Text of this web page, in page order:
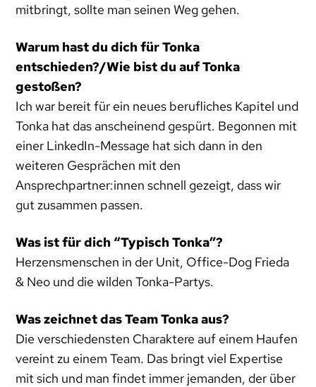
mitbringt, sollte man seinen Weg gehen.
Warum hast du dich für Tonka
entschieden?/Wie bist du auf Tonka
gestoßen?
Ich war bereit für ein neues berufliches Kapitel und
Tonka hat das anscheinend gespürt. Begonnen mit
einer LinkedIn-Message hat sich dann in den
weiteren Gesprächen mit den
Ansprechpartner:innen schnell gezeigt, dass wir
gut zusammen passen.
Was ist für dich “Typisch Tonka”?
Herzensmenschen in der Unit, Office-Dog Frieda
& Neo und die wilden Tonka-Partys.
Was zeichnet das Team Tonka aus?
Die verschiedensten Charaktere auf einem Haufen
vereint zu einem Team. Das bringt viel Expertise
mit sich und man findet immer jemanden, der über